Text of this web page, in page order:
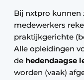
Bij nxtpro kunnen
medewerkers
praktijkgerichte
Alle opleidingen
de hedendaagse
worden (vaak)